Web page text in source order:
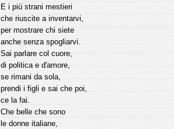
E i più strani mestieri
che riuscite a inventarvi,
per mostrare chi siete
anche senza spogliarvi.
Sai parlare col cuore,
di politica e d'amore,
se rimani da sola,
prendi i figli e sai che poi,
ce la fai.
Che belle che sono
le donne italiane,